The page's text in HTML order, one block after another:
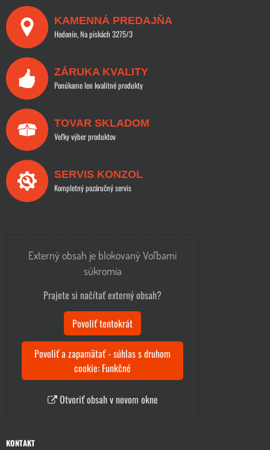
KAMENNÁ PREDAJŇA
Hodonín, Na pískách 3275/3
ZÁRUKA KVALITY
Ponúkame len kvalitné produkty
TOVAR SKLADOM
Veľky výber produktov
SERVIS KONZOL
Kompletný pozáručný servis
Externý obsah je blokovaný Voľbami
súkromia
Prajete si načítať externý obsah?
Povoliť tentokrát
Povoliť a zapamätať - súhlas s druhom
cookie: Funkčné
Otvoriť obsah v novom okne
KONTAKT